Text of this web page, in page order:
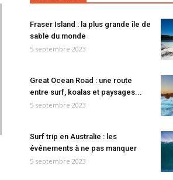
Fraser Island : la plus grande île de
sable du monde
5 septembre 2023
Great Ocean Road : une route
entre surf, koalas et paysages...
5 septembre 2023
Surf trip en Australie : les
événements à ne pas manquer
5 septembre 2023